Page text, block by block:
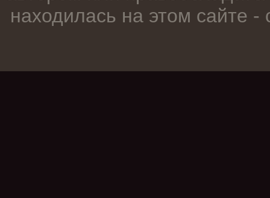
находилась на этом сайте